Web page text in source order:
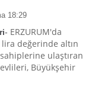
18:29
- ERZURUM'da
değerinde altın
ulaştıran
Büyükşehir